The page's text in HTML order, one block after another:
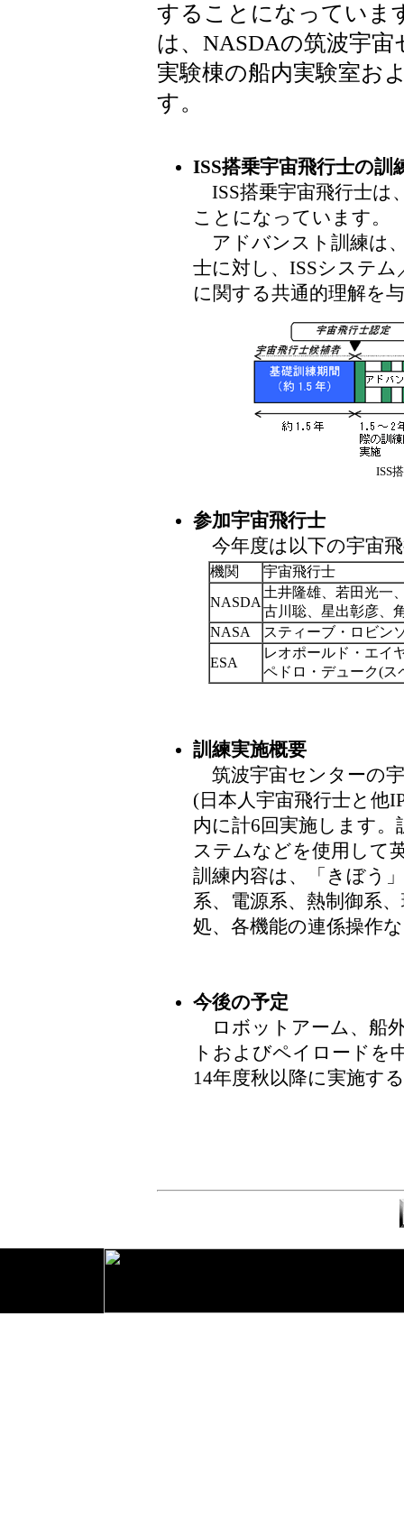
することになっていま
は、NASDAの筑波宇
実験棟の船内実験室お
す。
ISS搭乗宇宙飛行士の訓
ISS搭乗宇宙飛行士は
ことになっています。
アドバンスト訓練は
士に対し、ISSシステ
に関する共通的理解を
ISS
参加宇宙飛行士
今年度は以下の宇宙
機関
宇宙飛行士
NASDA
土井隆雄、若田光一
古川聡、星出彰彦、
NASA
スティーブ・ロビン
ESA
レオポールド・エイ
ペドロ・デューク(
訓練実施概要
筑波宇宙センターの
(日本人宇宙飛行士と他
内に計6回実施します
ステムなどを使用して
訓練内容は、「きぼう
系、電源系、熱制御系
処、各機能の連係操作
今後の予定
ロボットアーム、船
トおよびペイロードを
14年度秋以降に実施す